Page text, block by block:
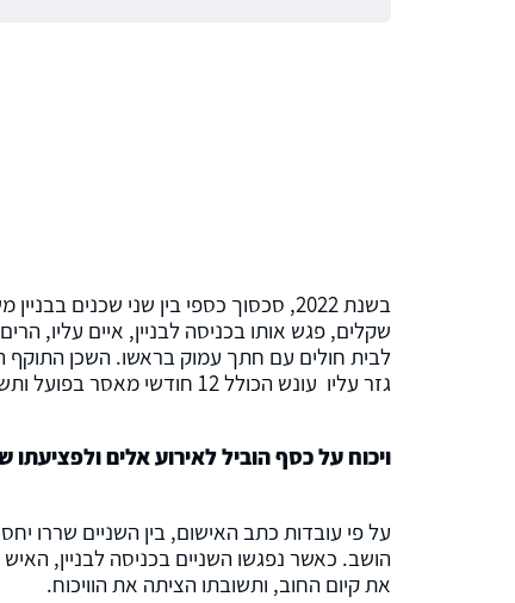
שקלים, פגש אותו בכניסה לבניין, איים עליו,
לבית חולים עם חתך עמוק בראשו. השכן התוקף
גזר עליו עונש הכולל 12 חודשי מאסר בפועל ותשלום פיצויים לנפגע בסך 5,000 שקלים.
ויכוח על כסף הוביל לאירוע אלים
הושב. כאשר נפגשו השניים בכניסה לבניין,
את קיום החוב, ותשובתו הציתה את הוויכוח.